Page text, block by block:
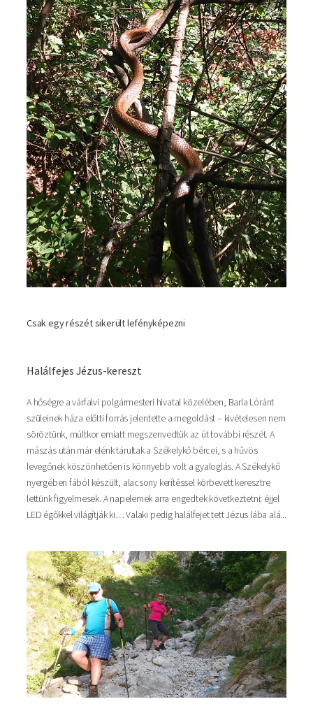
Csak egy részét sikerült lefényképezni
Halálfejes Jézus-kereszt
A hőségre a várfalvi polgármesteri hivatal közelében, Barla Lóránt
szüleinek háza előtti forrás jelentette a megoldást – kivételesen nem
söröztünk, múltkor emiatt megszenvedtük az út további részét. A
mászás után már elénk tárultak a Székelykő bércei, s a hűvös
levegőnek köszönhetően is könnyebb volt a gyaloglás. A Székelykő
nyergében fából készült, alacsony kerítéssel körbevett keresztre
lettünk figyelmesek. A napelemek arra engedtek következtetni: éjjel
LED égőkkel világítják ki… Valaki pedig halálfejet tett Jézus lába alá...